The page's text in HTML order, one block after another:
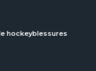
hockeyblessures